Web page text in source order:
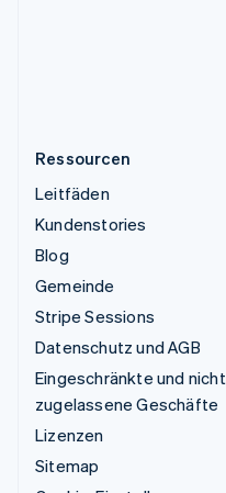
Ressourcen
Leitfäden
Kundenstories
Blog
Gemeinde
Stripe Sessions
Datenschutz und AGB
Eingeschränkte und nicht
zugelassene Geschäfte
Lizenzen
Sitemap